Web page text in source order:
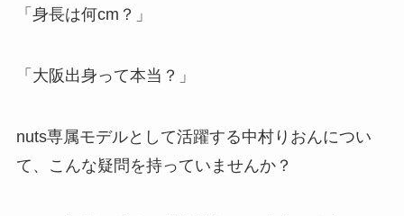
「身長は何cm？」
「大阪出身って本当？」
nuts専属モデルとして活躍する中村りおんについ
て、こんな疑問を持っていませんか？